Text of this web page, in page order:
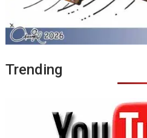
Trending